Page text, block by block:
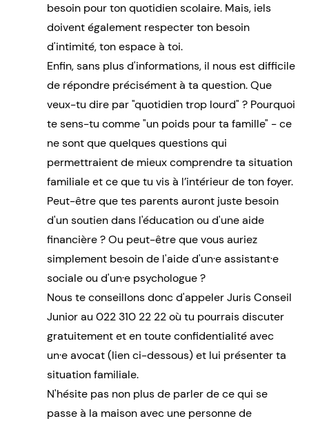
besoin pour ton quotidien scolaire. Mais, iels
doivent également respecter ton besoin
d'intimité, ton espace à toi.
Enfin, sans plus d'informations, il nous est difficile
de répondre précisément à ta question. Que
veux-tu dire par "quotidien trop lourd" ? Pourquoi
te sens-tu comme "un poids pour ta famille" - ce
ne sont que quelques questions qui
permettraient de mieux comprendre ta situation
familiale et ce que tu vis à l’intérieur de ton foyer.
Peut-être que tes parents auront juste besoin
d'un soutien dans l'éducation ou d'une aide
financière ? Ou peut-être que vous auriez
simplement besoin de l'aide d'un·e assistant·e
sociale ou d'un·e psychologue ?
Nous te conseillons donc d'appeler Juris Conseil
Junior au 022 310 22 22 où tu pourrais discuter
gratuitement et en toute confidentialité avec
un·e avocat (lien ci-dessous) et lui présenter ta
situation familiale.
N'hésite pas non plus de parler de ce qui se
passe à la maison avec une personne de